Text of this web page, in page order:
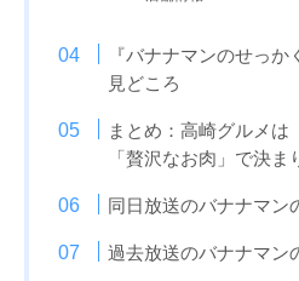
『バナナマンのせっ
見どころ
まとめ：高崎グルメは
「贅沢なお肉」で決ま
同日放送のバナナマン
過去放送のバナナマン